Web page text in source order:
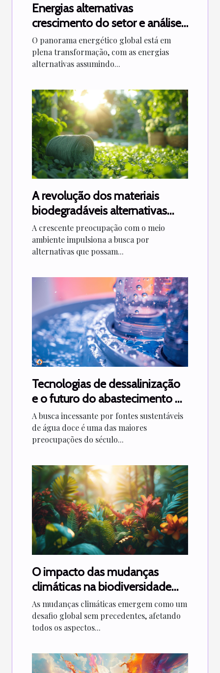
Energias alternativas
crescimento do setor e análise
dos investimentos globais
O panorama energético global está em
plena transformação, com as energias
alternativas assumindo...
A revolução dos materiais
biodegradáveis alternativas
sustentáveis para reduzir o
impacto ambiental
A crescente preocupação com o meio
ambiente impulsiona a busca por
alternativas que possam...
Tecnologias de dessalinização
e o futuro do abastecimento de
água doce
A busca incessante por fontes sustentáveis
de água doce é uma das maiores
preocupações do século...
O impacto das mudanças
climáticas na biodiversidade
global
As mudanças climáticas emergem como um
desafio global sem precedentes, afetando
todos os aspectos...